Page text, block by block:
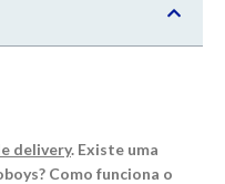
delivery. Existe uma
Como funciona o